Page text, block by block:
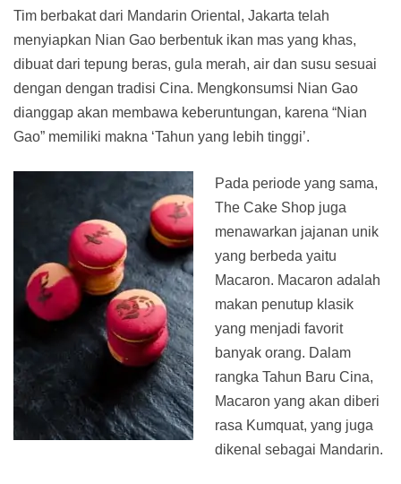
Tim berbakat dari Mandarin Oriental, Jakarta telah
menyiapkan Nian Gao berbentuk ikan mas yang khas,
dibuat dari tepung beras, gula merah, air dan susu sesuai
dengan dengan tradisi Cina. Mengkonsumsi Nian Gao
dianggap akan membawa keberuntungan, karena “Nian
Gao” memiliki makna ‘Tahun yang lebih tinggi’.
Pada periode yang sama,
The Cake Shop juga
menawarkan jajanan unik
yang berbeda yaitu
Macaron. Macaron adalah
makan penutup klasik
yang menjadi favorit
banyak orang. Dalam
rangka Tahun Baru Cina,
Macaron yang akan diberi
rasa Kumquat, yang juga
dikenal sebagai Mandarin.